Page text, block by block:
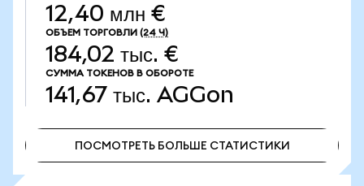
12,40 млн €
ОБЪЕМ ТОРГОВЛИ (24 Ч)
184,02 тыс. €
СУММА ТОКЕНОВ В ОБОРОТЕ
141,67 тыс. AGGon
ПОСМОТРЕТЬ БОЛЬШЕ СТАТИСТИКИ